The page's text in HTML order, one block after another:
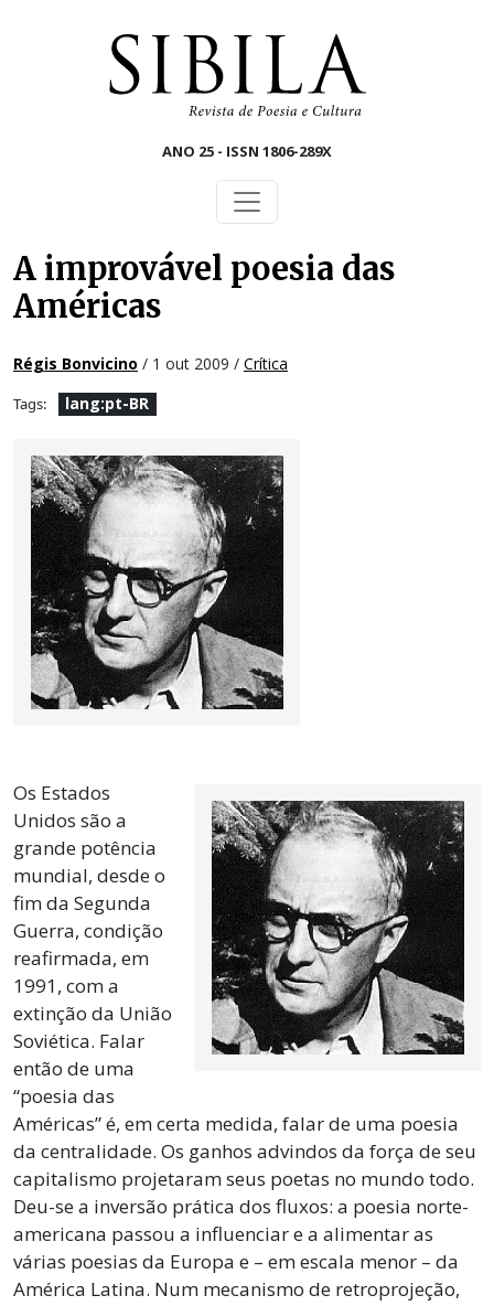
ANO 25 - ISSN 1806-289X
A improvável poesia das
Américas
Régis Bonvicino / 1 out 2009 / Crítica
Tags: lang:pt-BR
Os Estados
Unidos são a
grande potência
mundial, desde o
fim da Segunda
Guerra, condição
reafirmada, em
1991, com a
extinção da União
Soviética. Falar
então de uma
“poesia das
Américas” é, em certa medida, falar de uma poesia
da centralidade. Os ganhos advindos da força de seu
capitalismo projetaram seus poetas no mundo todo.
Deu-se a inversão prática dos fluxos: a poesia norte-
americana passou a influenciar e a alimentar as
várias poesias da Europa e – em escala menor – da
América Latina. Num mecanismo de retroprojeção,